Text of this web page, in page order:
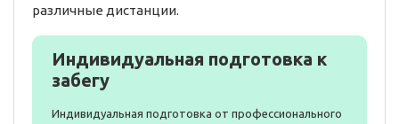
различные дистанции.
Индивидуальная подготовка к
забегу
Индивидуальная подготовка от профессионального